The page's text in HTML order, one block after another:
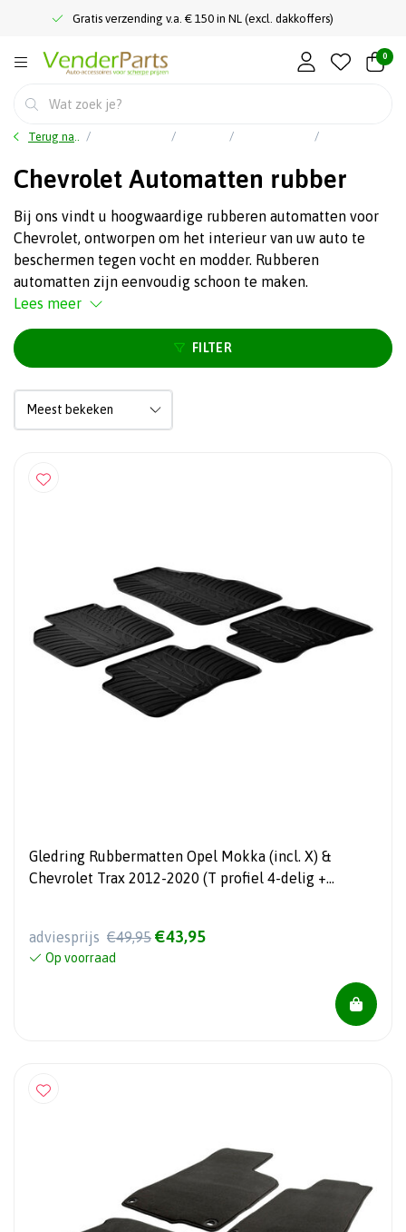
Gratis verzending v.a. € 150 in NL (excl. dakkoffers)
0
Terug naar home
Chevrolet Automatten rubber
Bij ons vindt u hoogwaardige rubberen automatten voor
Chevrolet, ontworpen om het interieur van uw auto te
beschermen tegen vocht en modder. Rubberen
automatten zijn eenvoudig schoon te maken.
Lees meer
FILTER
Gledring Rubbermatten Opel Mokka (incl. X) &
Chevrolet Trax 2012-2020 (T profiel 4-delig +
adviesprijs €49,95 €43,95
Op voorraad